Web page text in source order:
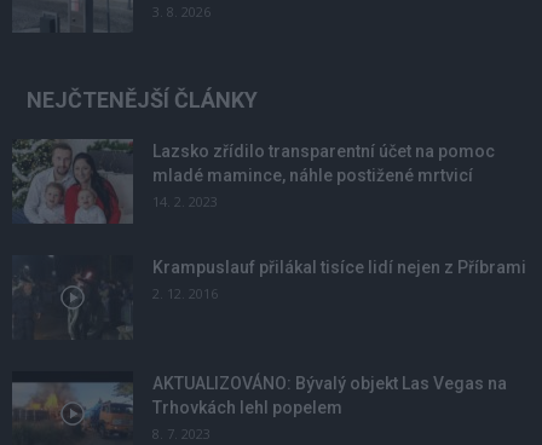
3. 8. 2026
NEJČTENĚJŠÍ ČLÁNKY
Lazsko zřídilo transparentní účet na pomoc
mladé mamince, náhle postižené mrtvicí
14. 2. 2023
Krampuslauf přilákal tisíce lidí nejen z Příbrami
2. 12. 2016
AKTUALIZOVÁNO: Bývalý objekt Las Vegas na
Trhovkách lehl popelem
8. 7. 2023